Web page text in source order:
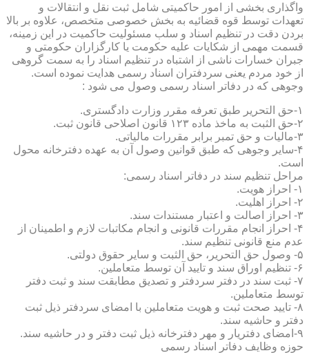
واگذاری بخشی از امور حاکمیتی شامل ثبت نقل و انتقالات و
تعهدات توسط قوه قضائیه به بخش خصوصی متخصص، علاوه بر بالا
بردن دقت در تنظیم اسناد و سلب مسئولیت حاکمیت در این زمینه،
قسمت مهمی از شکایات علیه حکومت یا کارگزاران حکومتی و
جبران خسارات ناشی از اشتباه در تنظیم اسناد را به سمت گروهی
از خود مردم یعنی سردفتران اسناد رسمی هدایت نموده است.
وجوهی که در دفاتر اسناد رسمی وصول می شود :
۱-حق التحریر طبق تعرفه مقرر وزارت دادگستری.
۲-حق الثبت به ماخذ ماده ۱۲۳ قانون اصلاحی قانون ثبت.
۳-مالیات و حق تمبر برابر مقررات مالیاتی.
۴-سایر وجوهی که طبق قوانین وصول آن به عهده دفترخانه محول
است.
مراحل تنظیم سند در دفاتر اسناد رسمی:
۱- احراز هویت.
۲- احراز اهلیت.
۳- احراز اصالت و اعتبار مستندات سند.
۴- احراز انجام مقررات قانونی و انجام مکاتبات لازم و اطمینان از
عدم منع قانونی تنظیم سند.
۵- وصول حق التحریر، حق الثبت و سایر حقوق دولتی.
۶- تنظیم اوراق سند و تایید آن توسط متعاملین.
۷- ثبت سند در دفتر سردفتر و تصدیق مطابقت سند و ثبت دفتر
توسط متعاملین.
۸- تایید صحت ثبت و هویت متعاملین با امضای سردفتر ذیل ثبت
دفتر و حاشیه سند.
۹-امضای دفتریار و مهر دفترخانه ذیل ثبت دفتر و در حاشیه سند.
حوزه وظایف دفاتر اسناد رسمی